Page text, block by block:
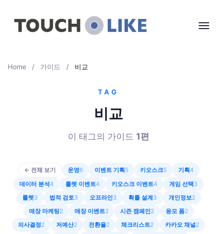
Home / 가이드 / 비교
TAG
비교
이 태그의 가이드 1편
← 전체 보기 운영6 이벤트 기획5 키오스크5 기획4
데이터 분석4 룰렛 이벤트4 키오스크 이벤트4 게임 선택3
룰렛3 법적 검토3 오프라인3 확률 설계3 개인정보2
매장 마케팅2 매장 이벤트2 시즌 캠페인2 응모 폼2
의사결정2 저예산2 전환율2 체크리스트2 카카오 채널2